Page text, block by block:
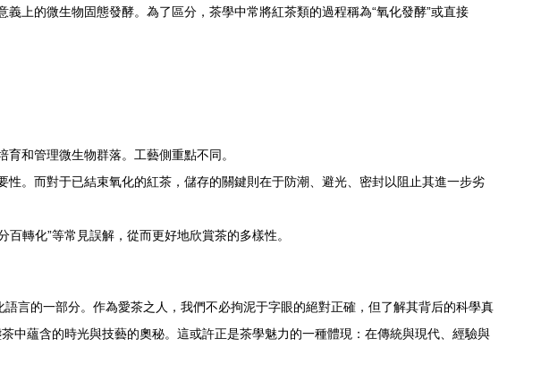
上的微生物固態發酵。為了區分，茶學中常將紅茶類的過程稱為“氧化發酵”或直接
和管理微生物群落。工藝側重點不同。
。而對于已結束氧化的紅茶，儲存的關鍵則在于防潮、避光、密封以阻止其進一步劣
轉化”等常見誤解，從而更好地欣賞茶的多樣性。
言的一部分。作為愛茶之人，我們不必拘泥于字眼的絕對正確，但了解其背后的科學真
蘊含的時光與技藝的奧秘。這或許正是茶學魅力的一種體現：在傳統與現代、經驗與